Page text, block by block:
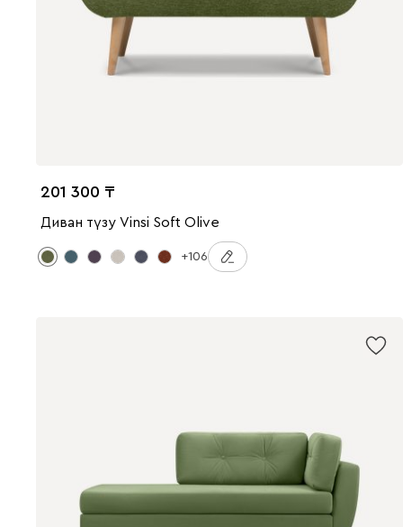
201 300
Диван түзу Vinsi Soft Olive
+106